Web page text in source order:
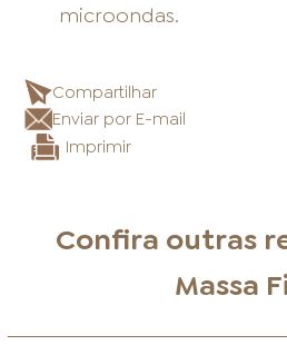
microondas.
Compartilhar
Enviar por E-mail
Imprimir
Confira outras
Massa